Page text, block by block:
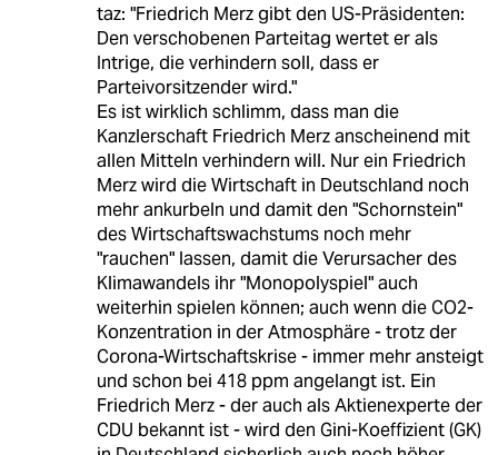
taz: "Friedrich Merz gibt den US-Präsidenten:
Den verschobenen Parteitag wertet er als
Intrige, die verhindern soll, dass er
Parteivorsitzender wird."
Es ist wirklich schlimm, dass man die
Kanzlerschaft Friedrich Merz anscheinend mit
allen Mitteln verhindern will. Nur ein Friedrich
Merz wird die Wirtschaft in Deutschland noch
mehr ankurbeln und damit den "Schornstein"
des Wirtschaftswachstums noch mehr
"rauchen" lassen, damit die Verursacher des
Klimawandels ihr "Monopolyspiel" auch
weiterhin spielen können; auch wenn die CO2-
Konzentration in der Atmosphäre - trotz der
Corona-Wirtschaftskrise - immer mehr ansteigt
und schon bei 418 ppm angelangt ist. Ein
Friedrich Merz - der auch als Aktienexperte der
CDU bekannt ist - wird den Gini-Koeffizient (GK)